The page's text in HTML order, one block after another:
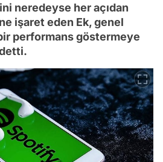
neredeyse her açıdan
işaret eden Ek, genel
performans göstermeye